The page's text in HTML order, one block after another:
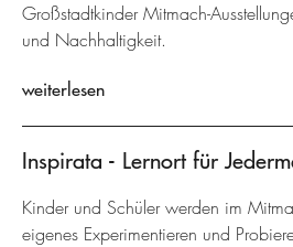
Großstadtkinder Mitmach-
und Nachhaltigkeit.
weiterlesen
Inspirata - Lernort für
Kinder und Schüler werden im
eigenes Experimentieren und